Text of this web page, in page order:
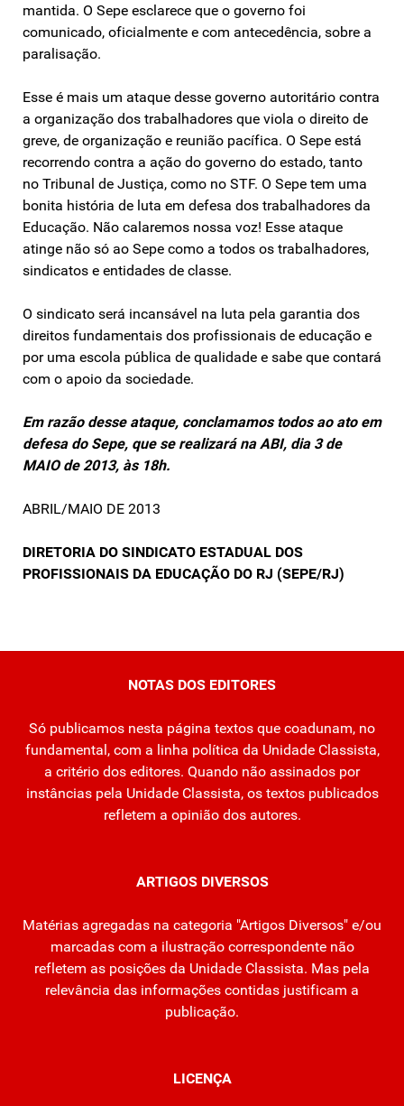
mantida. O Sepe esclarece que o governo foi
comunicado, oficialmente e com antecedência, sobre a
paralisação.
Esse é mais um ataque desse governo autoritário contra
a organização dos trabalhadores que viola o direito de
greve, de organização e reunião pacífica. O Sepe está
recorrendo contra a ação do governo do estado, tanto
no Tribunal de Justiça, como no STF. O Sepe tem uma
bonita história de luta em defesa dos trabalhadores da
Educação. Não calaremos nossa voz! Esse ataque
atinge não só ao Sepe como a todos os trabalhadores,
sindicatos e entidades de classe.
O sindicato será incansável na luta pela garantia dos
direitos fundamentais dos profissionais de educação e
por uma escola pública de qualidade e sabe que contará
com o apoio da sociedade.
Em razão desse ataque, conclamamos todos ao ato em
defesa do Sepe, que se realizará na ABI, dia 3 de
MAIO de 2013, às 18h.
ABRIL/MAIO DE 2013
DIRETORIA DO SINDICATO ESTADUAL DOS
PROFISSIONAIS DA EDUCAÇÃO DO RJ (SEPE/RJ)
NOTAS DOS EDITORES
Só publicamos nesta página textos que coadunam, no
fundamental, com a linha política da Unidade Classista,
a critério dos editores. Quando não assinados por
instâncias pela Unidade Classista, os textos publicados
refletem a opinião dos autores.
ARTIGOS DIVERSOS
Matérias agregadas na categoria "Artigos Diversos" e/ou
marcadas com a ilustração correspondente não
refletem as posições da Unidade Classista. Mas pela
relevância das informações contidas justificam a
publicação.
LICENÇA